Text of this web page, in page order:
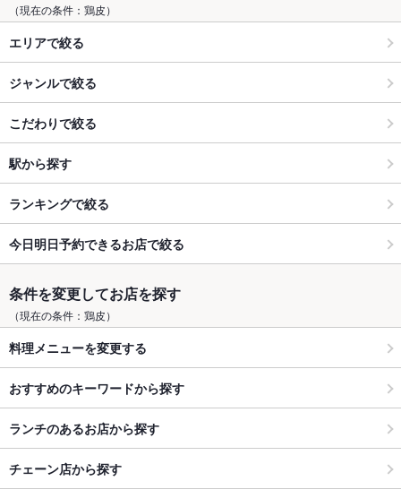
（現在の条件：鶏皮）
エリアで絞る
ジャンルで絞る
こだわりで絞る
駅から探す
ランキングで絞る
今日明日予約できるお店で絞る
条件を変更してお店を探す
（現在の条件：鶏皮）
料理メニューを変更する
おすすめのキーワードから探す
ランチのあるお店から探す
チェーン店から探す